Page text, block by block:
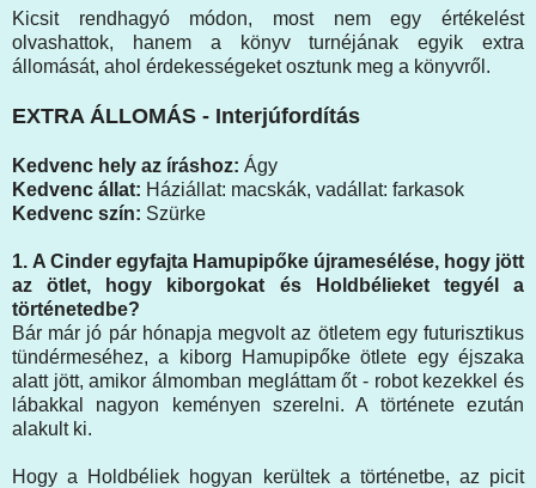
Kicsit rendhagyó módon, most nem egy értékelést
olvashattok, hanem a könyv turnéjának egyik extra
állomását, ahol érdekességeket osztunk meg a könyvről.
EXTRA ÁLLOMÁS - Interjúfordítás
Kedvenc hely az íráshoz: Ágy
Kedvenc állat: Háziállat: macskák, vadállat: farkasok
Kedvenc szín: Szürke
1. A Cinder egyfajta Hamupipőke újramesélése, hogy jött
az ötlet, hogy kiborgokat és Holdbélieket tegyél a
történetedbe?
Bár már jó pár hónapja megvolt az ötletem egy futurisztikus
tündérmeséhez, a kiborg Hamupipőke ötlete egy éjszaka
alatt jött, amikor álmomban megláttam őt - robot kezekkel és
lábakkal nagyon keményen szerelni. A története ezután
alakult ki.
Hogy a Holdbéliek hogyan kerültek a történetbe, az picit